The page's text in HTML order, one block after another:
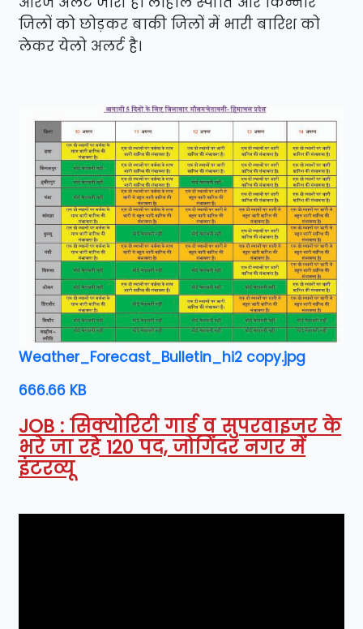
जिलों को छोड़कर बाकी जिलों में भारी बारिश को
लेकर येलो अलर्ट है।
Weather_Forecast_Bulletin_hi2 copy.jpg
666.66 KB
JOB : सिक्योरिटी गार्ड व सुपरवाइजर के
भरे जा रहे 120 पद, जोगिंदर नगर में
इंटरव्यू